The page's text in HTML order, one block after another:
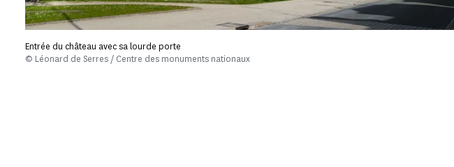
Entrée du château avec sa lourde porte
© Léonard de Serres / Centre des monuments nationaux